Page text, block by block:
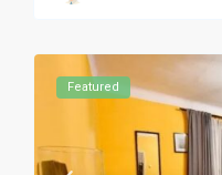
Featured